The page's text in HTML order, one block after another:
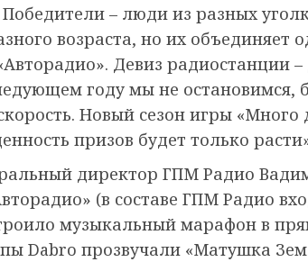
– люди из разных
возраста, но их объединяет
Девиз радиостанции
году мы не остановимся,
Новый сезон игры «Много
призов будет только
директор ГПМ Радио
(в составе ГПМ Радио
музыкальный марафон в
Dabro прозвучали «Матушка